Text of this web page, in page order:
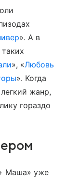
». А в
», «Любовь
». Когда
жанр,
гораздо
Маша» уже